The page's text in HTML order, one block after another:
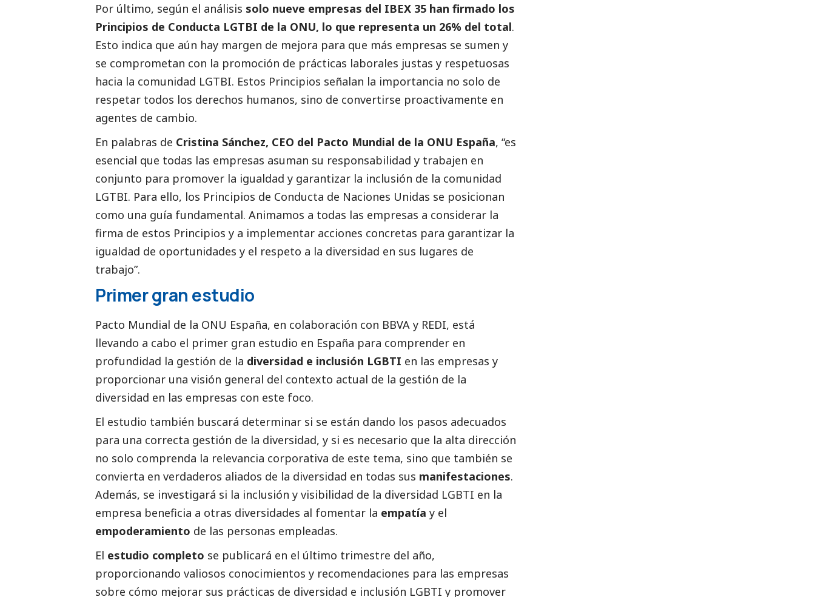
Por último, según el análisis solo nueve empresas del IBEX 35 han firmado los
Principios de Conducta LGTBI de la ONU, lo que representa un 26% del total.
Esto indica que aún hay margen de mejora para que más empresas se sumen y
se comprometan con la promoción de prácticas laborales justas y respetuosas
hacia la comunidad LGTBI. Estos Principios señalan la importancia no solo de
respetar todos los derechos humanos, sino de convertirse proactivamente en
agentes de cambio.
En palabras de Cristina Sánchez, CEO del Pacto Mundial de la ONU España, “es
esencial que todas las empresas asuman su responsabilidad y trabajen en
conjunto para promover la igualdad y garantizar la inclusión de la comunidad
LGTBI. Para ello, los Principios de Conducta de Naciones Unidas se posicionan
como una guía fundamental. Animamos a todas las empresas a considerar la
firma de estos Principios y a implementar acciones concretas para garantizar la
igualdad de oportunidades y el respeto a la diversidad en sus lugares de
trabajo”.
Primer gran estudio
Pacto Mundial de la ONU España, en colaboración con BBVA y REDI, está
llevando a cabo el primer gran estudio en España para comprender en
profundidad la gestión de la diversidad e inclusión LGBTI en las empresas y
proporcionar una visión general del contexto actual de la gestión de la
diversidad en las empresas con este foco.
El estudio también buscará determinar si se están dando los pasos adecuados
para una correcta gestión de la diversidad, y si es necesario que la alta dirección
no solo comprenda la relevancia corporativa de este tema, sino que también se
convierta en verdaderos aliados de la diversidad en todas sus manifestaciones.
Además, se investigará si la inclusión y visibilidad de la diversidad LGBTI en la
empresa beneficia a otras diversidades al fomentar la empatía y el
empoderamiento de las personas empleadas.
El estudio completo se publicará en el último trimestre del año,
proporcionando valiosos conocimientos y recomendaciones para las empresas
sobre cómo mejorar sus prácticas de diversidad e inclusión LGBTI y promover